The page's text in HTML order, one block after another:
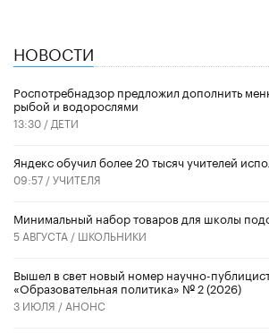
НОВОСТИ
Роспотребнадзор предложил дополнить
рыбой и водорослями
13:30 / ДЕТИ
​Яндекс обучил более 20 тысяч учителей
09:57 /УЧИТЕЛЯ
Минимальный набор товаров для школы
5 АВГУСТА / ШКОЛЬНИКИ
Вышел в свет новый номер научно-
«Образовательная политика» № 2 (2026)
3 ИЮЛЯ / АНОНС